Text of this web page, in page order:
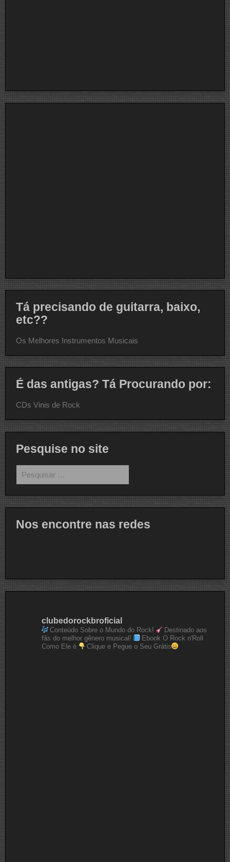
Tá precisando de guitarra, baixo,
etc??
Os Melhores Instrumentos Musicais
É das antigas? Tá Procurando por:
CDs Vinis de Rock
Pesquise no site
por:
Nos encontre nas redes
clubedorockbroficial
Conteúdo Sobre o Mundo do Rock!
Destinado aos
fãs do melhor gênero musical!
Ebook O Rock n'Roll
Como Ele é
Clique e Pegue o Seu Grátis